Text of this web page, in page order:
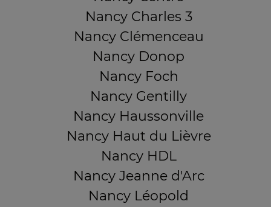
Nancy Charles 3
Nancy Clémenceau
Nancy Donop
Nancy Foch
Nancy Gentilly
Nancy Haussonville
Nancy Haut du Lièvre
Nancy HDL
Nancy Jeanne d'Arc
Nancy Léopold